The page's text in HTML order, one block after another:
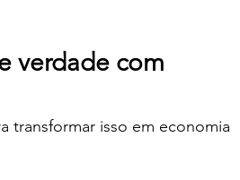
verdade com
transformar isso em economia